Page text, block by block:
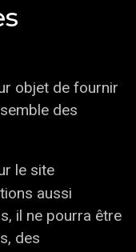
objet de fournir
des
le site
aussi
il ne pourra être
des